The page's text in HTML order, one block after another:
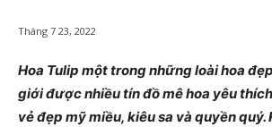
Tháng 7 23, 2022
Hoa Tulip một trong những loài hoa
giới được nhiều tín đồ mê hoa yêu
vẻ đẹp mỹ miều, kiêu sa và quyền